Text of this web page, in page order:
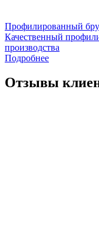
Профилированный
Качественный
производства
Подробнее
Отзывы